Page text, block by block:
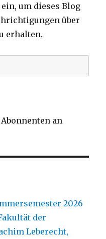
um dieses Blog
über
erhalten.
an
2026
der
Leberecht,